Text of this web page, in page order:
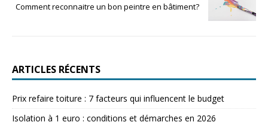
Comment reconnaitre un bon peintre en bâtiment?
ARTICLES RÉCENTS
Prix refaire toiture : 7 facteurs qui influencent le budget
Isolation à 1 euro : conditions et démarches en 2026